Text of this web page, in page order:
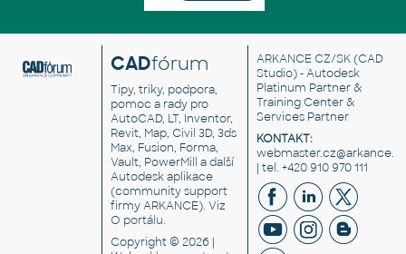
CADfórum
Tipy, triky, podpora,
pomoc a rady pro
AutoCAD, LT, Inventor,
Revit, Map, Civil 3D, 3ds
Max, Fusion, Forma,
Vault, PowerMill a další
Autodesk aplikace
(community support
firmy ARKANCE). Viz
O portálu.
Copyright © 2026 |
ARKANCE CZ/SK(CAD
Studio) - Autodesk
Platinum Partner &
Training Center &
Services Partner
KONTAKT:
| tel. +420 910 970 111